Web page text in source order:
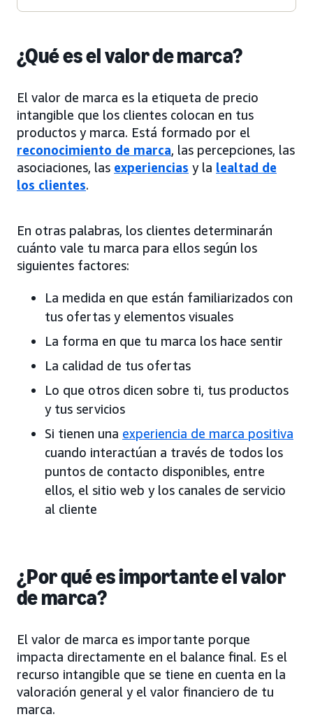
¿Qué es el valor de marca?
El valor de marca es la etiqueta de precio
intangible que los clientes colocan en tus
productos y marca. Está formado por el
reconocimiento de marca, las percepciones, las
asociaciones, las experiencias y la lealtad de
los clientes.
En otras palabras, los clientes determinarán
cuánto vale tu marca para ellos según los
siguientes factores:
La medida en que están familiarizados con
tus ofertas y elementos visuales
La forma en que tu marca los hace sentir
La calidad de tus ofertas
Lo que otros dicen sobre ti, tus productos
y tus servicios
Si tienen una experiencia de marca positiva
cuando interactúan a través de todos los
puntos de contacto disponibles, entre
ellos, el sitio web y los canales de servicio
al cliente
¿Por qué es importante el valor
de marca?
El valor de marca es importante porque
impacta directamente en el balance final. Es el
recurso intangible que se tiene en cuenta en la
valoración general y el valor financiero de tu
marca.